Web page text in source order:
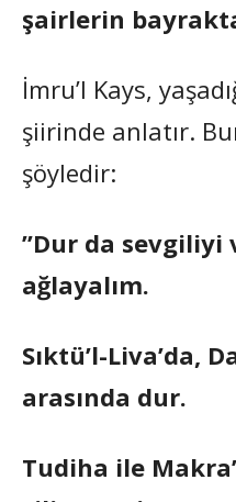
şairlerin
İmru’l Kays,
şiirinde anlatır.
şöyledir:
”Dur da sevgiliyi
ağlayalım.
Sıktü’l-Liva’da,
arasında dur.
Tudiha ile